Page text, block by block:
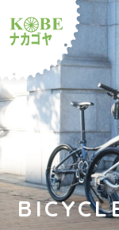
ルショッ